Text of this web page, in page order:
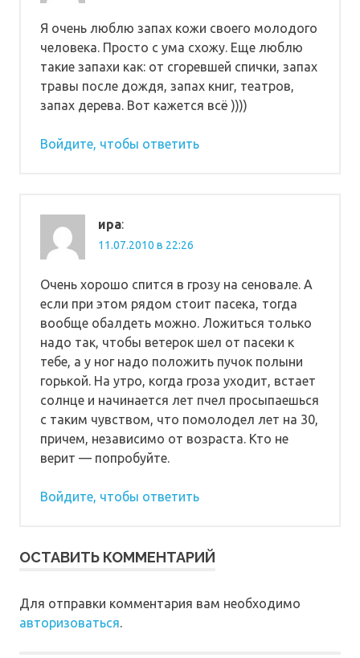
Я очень люблю запах кожи своего молодого
человека. Просто с ума схожу. Еще люблю
такие запахи как: от сгоревшей спички, запах
травы после дождя, запах книг, театров,
запах дерева. Вот кажется всё ))))
Войдите, чтобы ответить
ира:
11.07.2010 в 22:26
Очень хорошо спится в грозу на сеновале. А
если при этом рядом стоит пасека, тогда
вообще обалдеть можно. Ложиться только
надо так, чтобы ветерок шел от пасеки к
тебе, а у ног надо положить пучок полыни
горькой. На утро, когда гроза уходит, встает
солнце и начинается лет пчел просыпаешься
с таким чувством, что помолодел лет на 30,
причем, независимо от возраста. Кто не
верит — попробуйте.
Войдите, чтобы ответить
ОСТАВИТЬ КОММЕНТАРИЙ
Для отправки комментария вам необходимо
авторизоваться.